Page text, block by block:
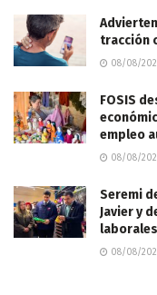
tracción
08/08/
FOSIS
empleo
08/08/
Seremi
Javier y
laborales
08/08/